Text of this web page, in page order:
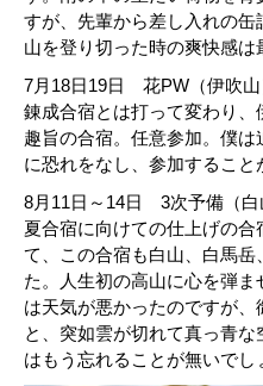
すが、先輩から差し入れの
山を登り切った時の爽快感は
7月18日19日 花PW（伊吹山
錬成合宿とは打って変わり、
趣旨の合宿。任意参加。僕
に恐れをなし、参加すること
8月11日～14日 3次予備（白
夏合宿に向けての仕上げの
て、この合宿も白山、白馬
た。人生初の高山に心を弾
は天気が悪かったのですが
と、突如雲が切れて真っ青
はもう忘れることが無いでし